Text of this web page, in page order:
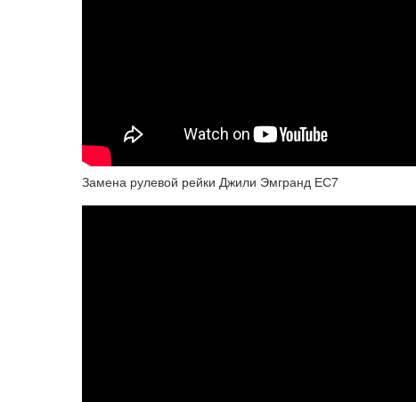
Замена рулевой рейки Джили Эмгранд ЕС7